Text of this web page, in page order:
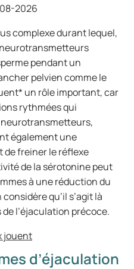
2026
complexe durant lequel,
pendant un
pelvien comme le
un rôle important, car
rythmées qui
également une
freiner le réflexe
de la sérotonine peut
à une réduction du
qu’il s’agit là
l’éjaculation précoce.
jouent
d’éjaculation